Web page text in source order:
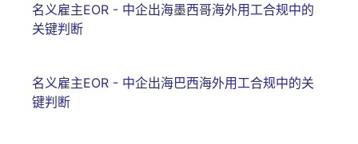
名义雇主EOR - 中企出海墨西哥海外用工合规中的
关键判断
名义雇主EOR - 中企出海巴西海外用工合规中的关
键判断